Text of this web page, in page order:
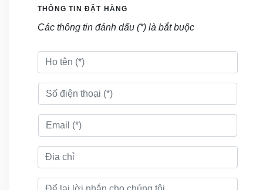
THÔNG TIN ĐẶT HÀNG
Các thông tin đánh dấu (*) là bắt buộc